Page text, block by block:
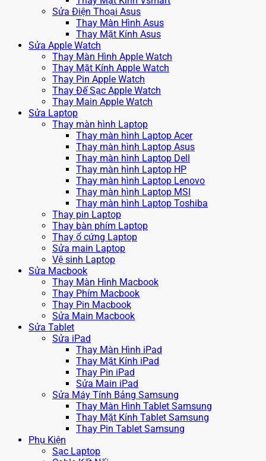
Sửa Điện Thoại Asus
Thay Màn Hình Asus
Thay Mặt Kính Asus
Sửa Apple Watch
Thay Màn Hình Apple Watch
Thay Mặt Kính Apple Watch
Thay Pin Apple Watch
Thay Đế Sạc Apple Watch
Thay Main Apple Watch
Sửa Laptop
Thay màn hình Laptop
Thay màn hình Laptop Acer
Thay màn hình Laptop Asus
Thay màn hình Laptop Dell
Thay màn hình Laptop HP
Thay màn hình Laptop Lenovo
Thay màn hình Laptop MSI
Thay màn hình Laptop Toshiba
Thay pin Laptop
Thay bàn phím Laptop
Thay ổ cứng Laptop
Sửa main Laptop
Vệ sinh Laptop
Sửa Macbook
Thay Màn Hình Macbook
Thay Phím Macbook
Thay Pin Macbook
Sửa Main Macbook
Sửa Tablet
Sửa iPad
Thay Màn Hình iPad
Thay Mặt Kính iPad
Thay Pin iPad
Sửa Main iPad
Sửa Máy Tính Bảng Samsung
Thay Màn Hình Tablet Samsung
Thay Mặt Kính Tablet Samsung
Thay Pin Tablet Samsung
Phụ Kiện
Sạc Laptop